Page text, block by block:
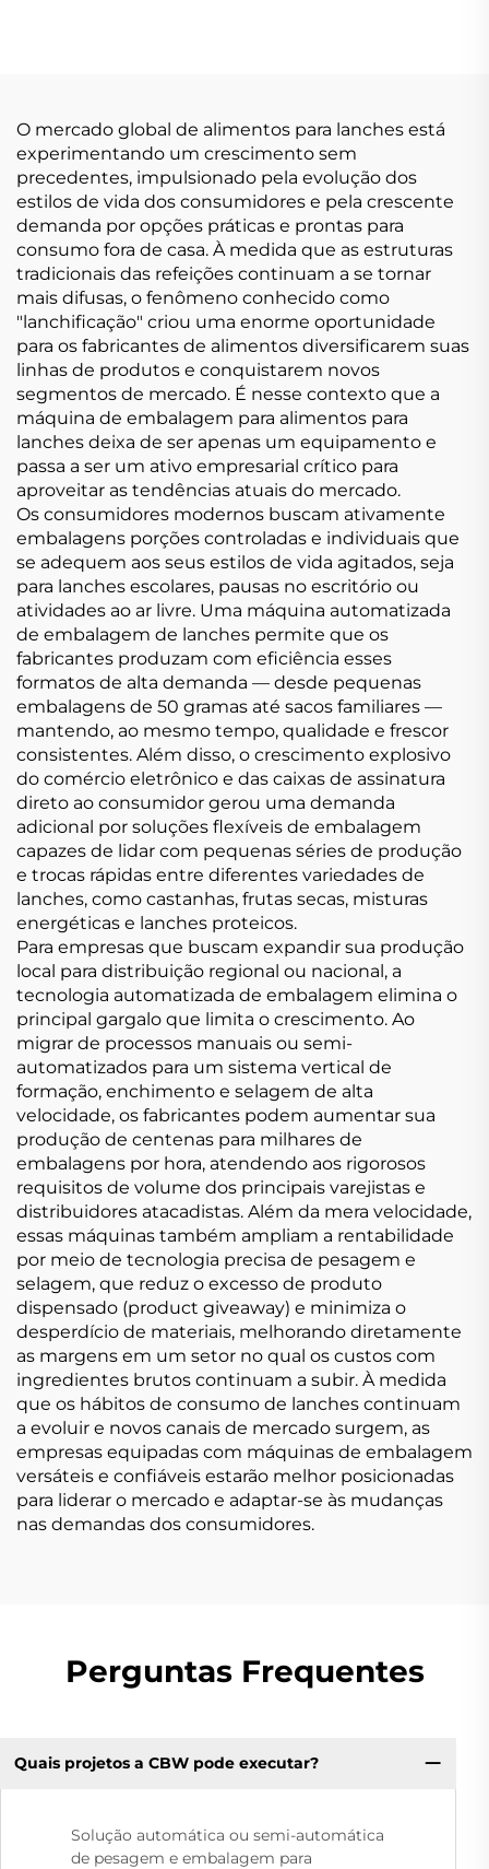
O mercado global de alimentos para lanches está
experimentando um crescimento sem
precedentes, impulsionado pela evolução dos
estilos de vida dos consumidores e pela crescente
demanda por opções práticas e prontas para
consumo fora de casa. À medida que as estruturas
tradicionais das refeições continuam a se tornar
mais difusas, o fenômeno conhecido como
"lanchificação" criou uma enorme oportunidade
para os fabricantes de alimentos diversificarem suas
linhas de produtos e conquistarem novos
segmentos de mercado. É nesse contexto que a
máquina de embalagem para alimentos para
lanches deixa de ser apenas um equipamento e
passa a ser um ativo empresarial crítico para
aproveitar as tendências atuais do mercado.
Os consumidores modernos buscam ativamente
embalagens porções controladas e individuais que
se adequem aos seus estilos de vida agitados, seja
para lanches escolares, pausas no escritório ou
atividades ao ar livre. Uma máquina automatizada
de embalagem de lanches permite que os
fabricantes produzam com eficiência esses
formatos de alta demanda — desde pequenas
embalagens de 50 gramas até sacos familiares —
mantendo, ao mesmo tempo, qualidade e frescor
consistentes. Além disso, o crescimento explosivo
do comércio eletrônico e das caixas de assinatura
direto ao consumidor gerou uma demanda
adicional por soluções flexíveis de embalagem
capazes de lidar com pequenas séries de produção
e trocas rápidas entre diferentes variedades de
lanches, como castanhas, frutas secas, misturas
energéticas e lanches proteicos.
Para empresas que buscam expandir sua produção
local para distribuição regional ou nacional, a
tecnologia automatizada de embalagem elimina o
principal gargalo que limita o crescimento. Ao
migrar de processos manuais ou semi-
automatizados para um sistema vertical de
formação, enchimento e selagem de alta
velocidade, os fabricantes podem aumentar sua
produção de centenas para milhares de
embalagens por hora, atendendo aos rigorosos
requisitos de volume dos principais varejistas e
distribuidores atacadistas. Além da mera velocidade,
essas máquinas também ampliam a rentabilidade
por meio de tecnologia precisa de pesagem e
selagem, que reduz o excesso de produto
dispensado (product giveaway) e minimiza o
desperdício de materiais, melhorando diretamente
as margens em um setor no qual os custos com
ingredientes brutos continuam a subir. À medida
que os hábitos de consumo de lanches continuam
a evoluir e novos canais de mercado surgem, as
empresas equipadas com máquinas de embalagem
versáteis e confiáveis estarão melhor posicionadas
para liderar o mercado e adaptar-se às mudanças
nas demandas dos consumidores.
Perguntas Frequentes
Quais projetos a CBW pode executar?
Solução automática ou semi-automática
de pesagem e embalagem para